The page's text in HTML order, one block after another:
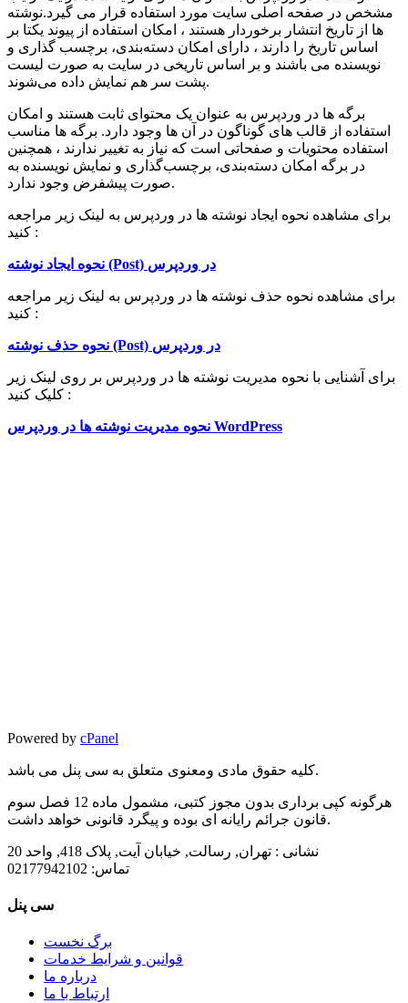
مشخص در صفحه اصلی سایت مورد استفاده قرار می گیرد.نوشته
ها از تاریخ انتشار برخوردار هستند ، امکان استفاده از پیوند یکتا بر
اساس تاریخ را دارند ، دارای امکان دسته‌بندی، برچسب گذاری و
نویسنده می باشند و بر اساس تاریخی در سایت به صورت لیست
پشت سر هم نمایش داده می‌شوند.
برگه ها در وردپرس به عنوان یک محتوای ثابت هستند و امکان
استفاده از قالب های گوناگون در آن ها وجود دارد. برگه ها مناسب
استفاده محتویات و صفحاتی است که نیاز به تغییر ندارند ، همچنین
در برگه امکان دسته‌بندی، برچسب‌گذاری و نمایش نویسنده به
صورت پیشفرض وجود ندارد.
برای مشاهده نحوه ایجاد نوشته ها در وردپرس به لینک زیر مراجعه
کنید :
نحوه ایجاد نوشته (Post) در وردپرس
برای مشاهده نحوه حذف نوشته ها در وردپرس به لینک زیر مراجعه
کنید :
نحوه حذف نوشته (Post) در وردپرس
برای آشنایی با نحوه مدیریت نوشته ها در وردپرس بر روی لینک زیر
کلیک کنید :
نحوه مدیریت نوشته ها در وردپرس WordPress
Powered by cPanel
کلیه حقوق مادی ومعنوی متعلق به سی پنل می باشد.
هرگونه کپی برداری بدون مجوز کتبی، مشمول ماده 12 فصل سوم
قانون جرائم رایانه ای بوده و پیگرد قانونی خواهد داشت.
نشانی : تهران, رسالت, خیابان آیت, پلاک 418, واحد 20
تماس:
سی پنل
برگ نخست
قوانین و شرایط خدمات
درباره ما
ارتباط با ما